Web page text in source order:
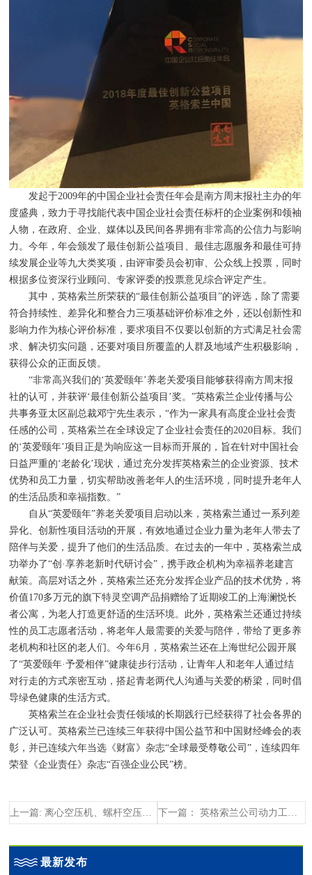
发起于2009年的中国企业社会责任年会是南方周末报社主办的年
度盛典，致力于寻找能代表中国企业社会责任标杆的企业案例和领袖
人物，在政府、企业、媒体以及民间各界拥有非常高的公信力与影响
力。今年，年会颁发了最佳创新公益项目、最佳志愿服务和最佳可持
续发展企业等九大类奖项，由评审委员会初审、公众线上投票，同时
根据多位资深行业顾问、专家评委的投票意见综合评定产生。
其中，英格索兰所荣获的“最佳创新公益项目”的评选，除了需要
符合持续性、差异化和整合力三项基础评价标准之外，还以创新性和
影响力作为核心评价标准，要求项目不仅要以创新的方式满足社会需
求、解决切实问题，还要对项目所覆盖的人群及地域产生积极影响，
获得公众的正面反馈。
“非常高兴我们的‘英爱颐年’养老关爱项目能够获得南方周末报
社的认可，并获评‘最佳创新公益项目’奖。”英格索兰企业传播与公
共事务亚太区副总裁邓宁先生表示，“作为一家具有高度企业社会责
任感的公司，英格索兰在全球设定了企业社会责任的2020目标。我们
的‘英爱颐年’项目正是为响应这一目标而开展的，旨在针对中国社会
日益严重的‘老龄化’现状，通过充分发挥英格索兰的企业资源、技术
优势和员工力量，切实帮助改善老年人的生活环境，同时提升老年人
的生活品质和幸福指数。”
自从“英爱颐年”养老关爱项目启动以来，英格索兰通过一系列差
异化、创新性项目活动的开展，有效地通过企业力量为老年人带去了
陪伴与关爱，提升了他们的生活品质。在过去的一年中，英格索兰成
功举办了“创·享养老新时代研讨会”，携手政企机构为幸福养老建言
献策。高层对话之外，英格索兰还充分发挥企业产品的技术优势，将
价值170多万元的旗下特灵空调产品捐赠给了近期竣工的上海澜悦长
者公寓，为老人打造更舒适的生活环境。此外，英格索兰还通过持续
性的员工志愿者活动，将老年人最需要的关爱与陪伴，带给了更多养
老机构和社区的老人们。今年6月，英格索兰还在上海世纪公园开展
了“英爱颐年·予爱相伴”健康徒步行活动，让青年人和老年人通过结
对行走的方式亲密互动，搭起青老两代人沟通与关爱的桥梁，同时倡
导绿色健康的生活方式。
英格索兰在企业社会责任领域的长期践行已经获得了社会各界的
广泛认可。英格索兰已连续三年获得中国公益节和中国财经峰会的表
彰，并已连续六年当选《财富》杂志“全球最受尊敬公司”，连续四年
荣登《企业责任》杂志“百强企业公民”榜。
最新发布